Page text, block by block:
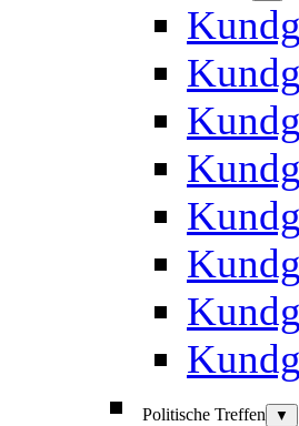
Politische Treffen ▼